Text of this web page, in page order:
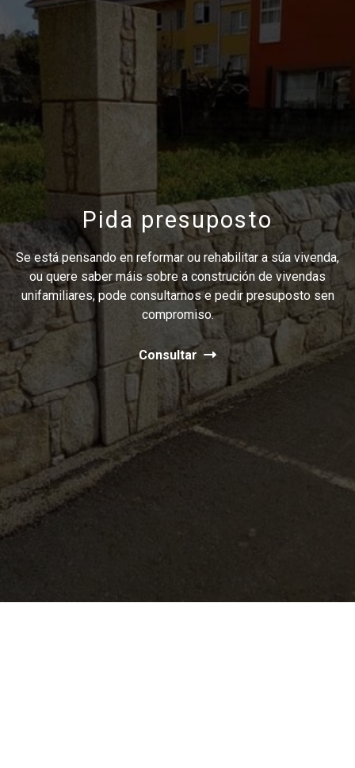
Pida presuposto
Se está pensando en reformar ou rehabilitar a súa vivenda,
ou quere saber máis sobre a construción de vivendas
unifamiliares, pode consultarnos e pedir presuposto sen
compromiso.
Consultar